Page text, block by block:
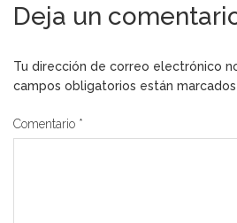
Deja un
Tu dirección de correo electrónico
campos obligatorios están
Comentario *